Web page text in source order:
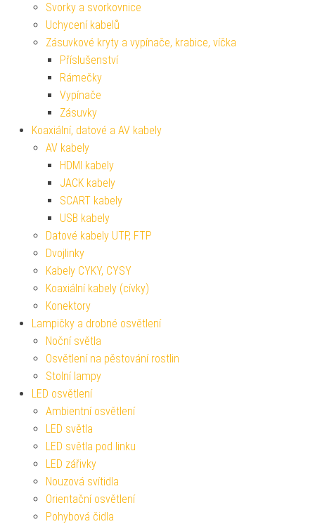
Svorky a svorkovnice
Uchycení kabelů
Zásuvkové kryty a vypínače, krabice, víčka
Příslušenství
Rámečky
Vypínače
Zásuvky
Koaxiální, datové a AV kabely
AV kabely
HDMI kabely
JACK kabely
SCART kabely
USB kabely
Datové kabely UTP, FTP
Dvojlinky
Kabely CYKY, CYSY
Koaxiální kabely (cívky)
Konektory
Lampičky a drobné osvětlení
Noční světla
Osvětlení na pěstování rostlin
Stolní lampy
LED osvětlení
Ambientní osvětlení
LED světla
LED světla pod linku
LED zářivky
Nouzová svítidla
Orientační osvětlení
Pohybová čidla